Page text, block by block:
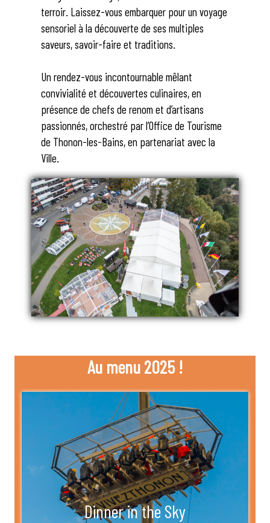
terroir. Laissez-vous embarquer pour un voyage
sensoriel à la découverte de ses multiples
saveurs, savoir-faire et traditions.
Un rendez-vous incontournable mêlant
convivialité et découvertes culinaires, en
présence de chefs de renom et d’artisans
passionnés, orchestré par l’Office de Tourisme
de Thonon-les-Bains, en partenariat avec la
Ville.
Au menu 2025 !
Dinner in the Sky